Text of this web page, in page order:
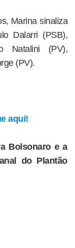
Marina sinaliza
Dalarri (PSB),
Natalini (PV),
(PV).
aqui!
Bolsonaro e a
do Plantão